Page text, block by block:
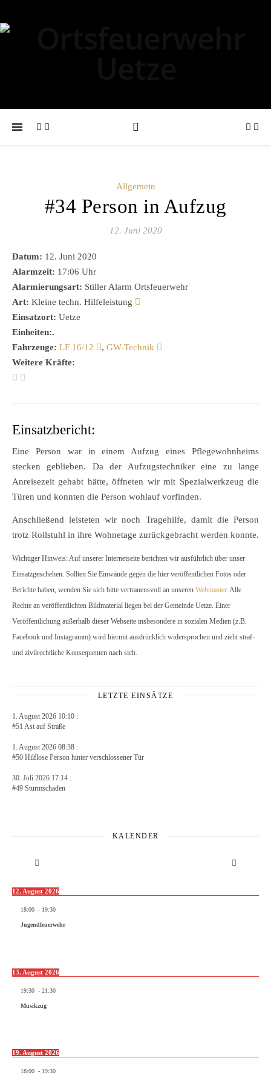
Allgemein
#34 Person in Aufzug
12. Juni 2020
Datum: 12. Juni 2020
Alarmzeit: 17:06 Uhr
Alarmierungsart: Stiller Alarm Ortsfeuerwehr
Art: Kleine techn. Hilfeleistung
Einsatzort: Uetze
Einheiten:.
Fahrzeuge: LF 16/12 , GW-Technik
Weitere Kräfte:
Einsatzbericht:
Eine Person war in einem Aufzug eines Pflegewohnheims
stecken geblieben. Da der Aufzugstechniker eine zu lange
Anreisezeit gehabt hätte, öffneten wir mit Spezialwerkzeug die
Türen und konnten die Person wohlauf vorfinden.
Anschließend leisteten wir noch Tragehilfe, damit die Person
trotz Rollstuhl in ihre Wohnetage zurückgebracht werden konnte.
Wichtiger Hinweis: Auf unserer Internetseite berichten wir ausführlich über unser
Einsatzgeschehen. Sollten Sie Einwände gegen die hier veröffentlichen Fotos oder
Berichte haben, wenden Sie sich bitte vertrauensvoll an unseren Webmaster. Alle
Rechte an veröffentlichten Bildmaterial liegen bei der Gemeinde Uetze. Einer
Veröffentlichung außerhalb dieser Webseite insbesondere in sozialen Medien (z.B.
Facebook und Instagramm) wird hiermit ausdrücklich widersprochen und zieht straf-
und zivilrechtliche Konsequenten nach sich.
LETZTE EINSÄTZE
1. August 2026 10:10 :
#51 Ast auf Straße
1. August 2026 08:38 :
#50 Hilflose Person hinter verschlossener Tür
30. Juli 2026 17:14 :
#49 Sturmschaden
KALENDER
12. August 2026
18:00 - 19:30
Jugendfeuerwehr
13. August 2026
19:30 - 21:30
Musikzug
19. August 2026
18:00 - 19:30